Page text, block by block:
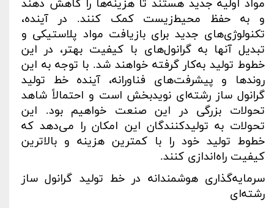
مواد اولیه جدید هستند تا هزینه‌ها را کاهش دهند
و به حفظ محیط‌زیست کمک کنند. در آینده،
تکنولوژی‌های جدید برای بازیافت مواد پلاستیکی و
تبدیل آنها به گرانول‌های با کیفیت بهتر، در این
خطوط تولید به‌کار گرفته خواهند شد. با توجه به این
روندها و پیشرفت‌های فناورانه، آینده خط تولید
گرانول ساز رشته‌ای نویدبخش است و احتمالاً شاهد
تحولات بزرگی در این صنعت خواهیم بود. این
تحولات به تولیدکنندگان این امکان را می‌دهد که
خطوط تولید خود را با کمترین هزینه و بالاترین
کیفیت راه‌اندازی کنند.
سرمایه‌گذاری هوشمندانه در خط تولید گرانول ساز
رشته‌ای